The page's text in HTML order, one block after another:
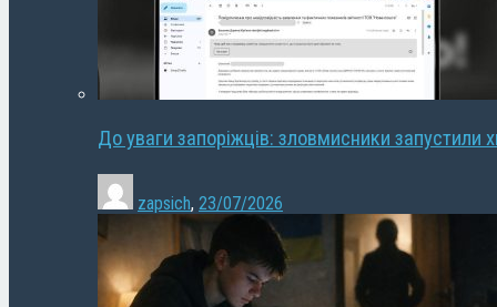
До уваги запоріжців: зловмисники запустили
zapsich, 23/07/2026